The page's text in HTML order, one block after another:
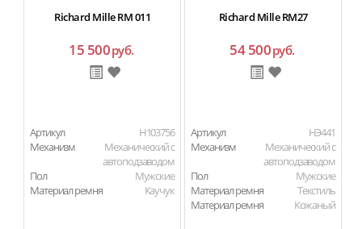
Richard Mille RM 011
15 500руб.
Артикул
H103756
Механизм
Механический с
автоподзаводом
Пол
Мужские
Материал ремня
Каучук
Richard Mille RM27
54 500руб.
Артикул
HЭ441
Механизм
Механический с
автоподзаводом
Пол
Мужские
Материал ремня
Текстиль
Материал ремня
Кожаный